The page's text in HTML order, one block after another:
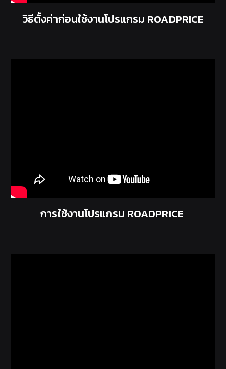
วิธีตั้งค่าก่อนใช้งานโปรแกรม ROADPRICE
การใช้งานโปรแกรม ROADPRICE